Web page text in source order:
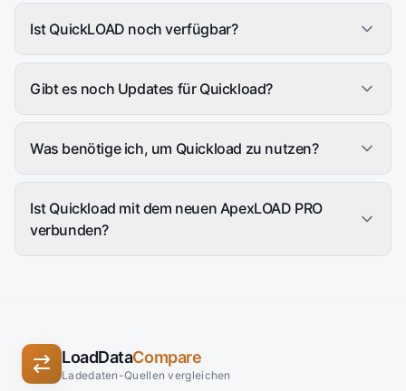
Ist QuickLOAD noch verfügbar?
Gibt es noch Updates für Quickload?
Was benötige ich, um Quickload zu nutzen?
Ist Quickload mit dem neuen ApexLOAD PRO
verbunden?
LoadDataCompare
Ladedaten-Quellen vergleichen